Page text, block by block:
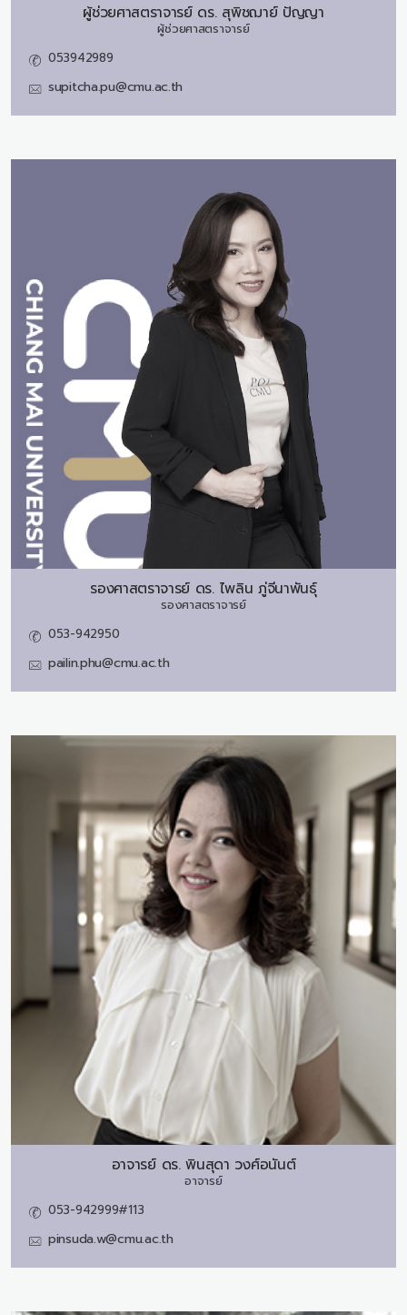
ผู้ช่วยศาสตราจารย์ ดร. สุพิชฌาย์ ปัญญา
ผู้ช่วยศาสตราจารย์
053942989
supitcha.pu@cmu.ac.th
รองศาสตราจารย์ ดร. ไพลิน ภู่จีนาพันธุ์
รองศาสตราจารย์
053-942950
pailin.phu@cmu.ac.th
อาจารย์ ดร. พินสุดา วงศ์อนันต์
อาจารย์
053-942999#113
pinsuda.w@cmu.ac.th